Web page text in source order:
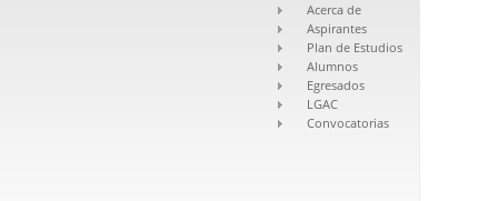
Acerca de
Aspirantes
Plan de Estudios
Alumnos
Egresados
LGAC
Convocatorias